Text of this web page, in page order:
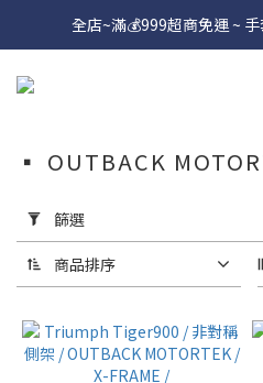
全店~滿💰999超商免運 ~
用
篩
選
(0/20)
價格
(NT$)
▪︎ OUTBACK
篩選
商品排序